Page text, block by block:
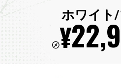
ホワイト
㋱¥